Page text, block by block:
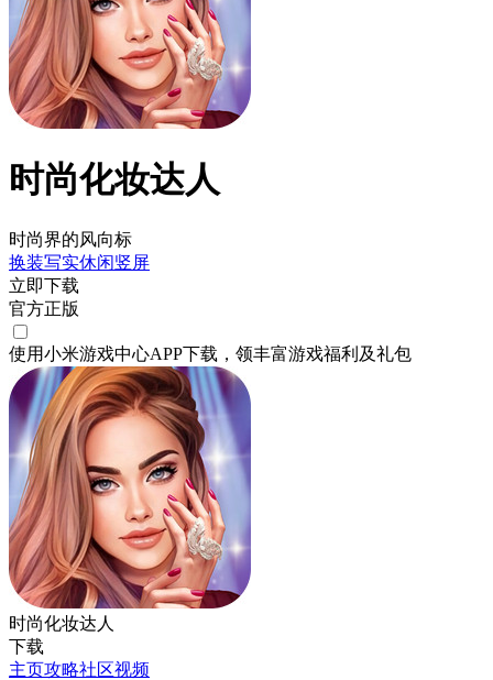
时尚化妆达人
时尚界的风向标
换装写实休闲竖屏
立即下载
官方正版
使用小米游戏中心APP下载 ，领丰富游戏福利 及礼包
时尚化妆达人
下载
主页攻略社区视频